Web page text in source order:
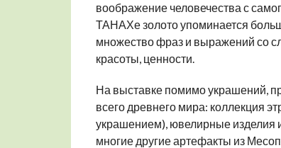
воображение человечества с
ТАНАХе золото упоминается
множество фраз и выражений со
красоты, ценности.
На выставке помимо украшений,
всего древнего мира: коллекция
украшением), ювелирные изделия
многие другие артефакты из